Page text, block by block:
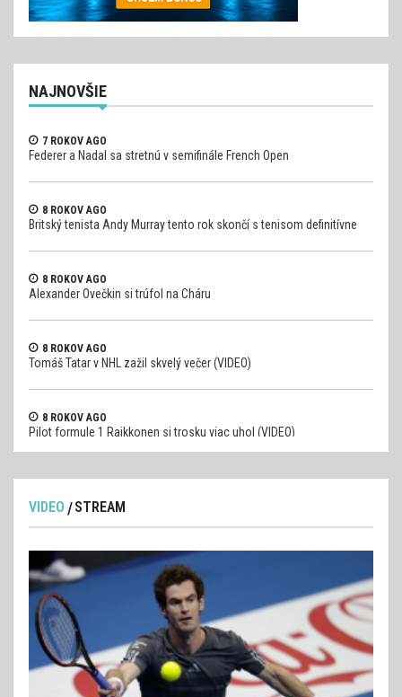
NAJNOVŠIE
7 ROKOV AGO
Federer a Nadal sa stretnú v semifinále French Open
8 ROKOV AGO
Britský tenista Andy Murray tento rok skončí s tenisom definitívne
8 ROKOV AGO
Alexander Ovečkin si trúfol na Cháru
8 ROKOV AGO
Tomáš Tatar v NHL zažil skvelý večer (VIDEO)
8 ROKOV AGO
Pilot formule 1 Raikkonen si trosku viac uhol (VIDEO)
VIDEO STREAM